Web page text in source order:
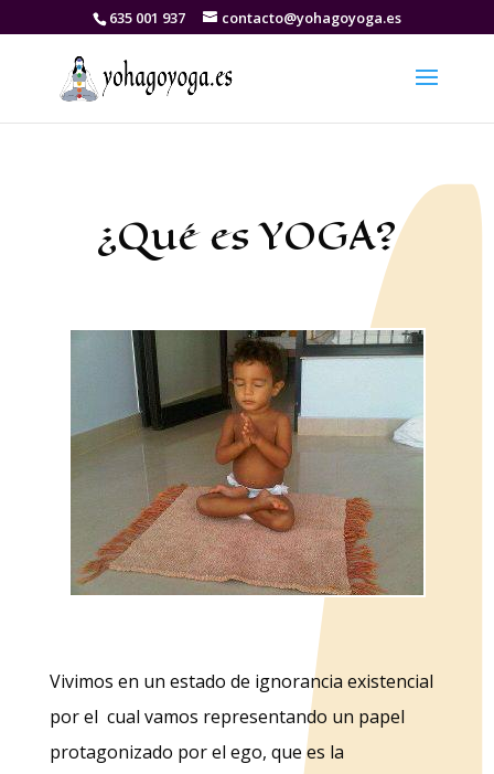
635 001 937 contacto@yohagoyoga.es
¿Qué es YOGA?
Vivimos en un estado de ignorancia existencial
por el cual vamos representando un papel
protagonizado por el ego, que es la